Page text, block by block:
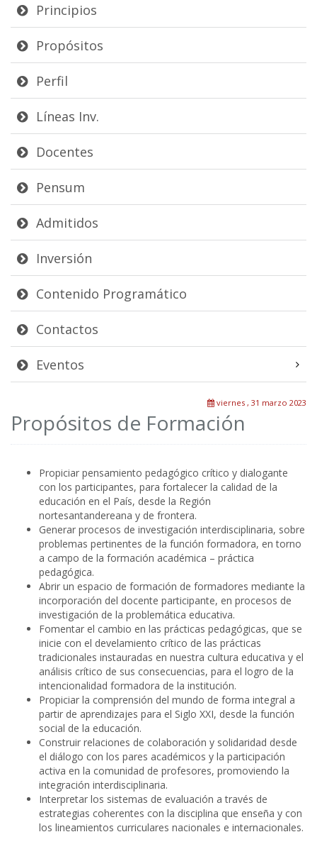
Principios
Propósitos
Perfil
Líneas Inv.
Docentes
Pensum
Admitidos
Inversión
Contenido Programático
Contactos
Eventos
viernes , 31 marzo 2023
Propósitos de Formación
Propiciar pensamiento pedagógico crítico y dialogante
con los participantes, para fortalecer la calidad de la
educación en el País, desde la Región
nortesantandereana y de frontera.
Generar procesos de investigación interdisciplinaria, sobre
problemas pertinentes de la función formadora, en torno
a campo de la formación académica – práctica
pedagógica.
Abrir un espacio de formación de formadores mediante la
incorporación del docente participante, en procesos de
investigación de la problemática educativa.
Fomentar el cambio en las prácticas pedagógicas, que se
inicie con el develamiento crítico de las prácticas
tradicionales instauradas en nuestra cultura educativa y el
análisis crítico de sus consecuencias, para el logro de la
intencionalidad formadora de la institución.
Propiciar la comprensión del mundo de forma integral a
partir de aprendizajes para el Siglo XXI, desde la función
social de la educación.
Construir relaciones de colaboración y solidaridad desde
el diálogo con los pares académicos y la participación
activa en la comunidad de profesores, promoviendo la
integración interdisciplinaria.
Interpretar los sistemas de evaluación a través de
estrategias coherentes con la disciplina que enseña y con
los lineamientos curriculares nacionales e internacionales.